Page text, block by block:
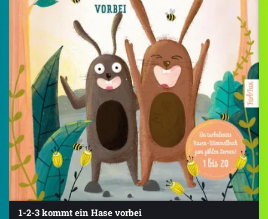
1-2-3 kommt ein Hase vorbei